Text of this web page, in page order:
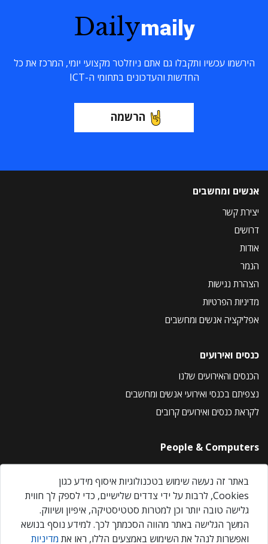
Dailymaily
הירשמו עכשיו ותקבלו גם אתם ניוזלטר מקצועי יומי, המרכז את כל
החדשות והעדכונים בתחומי ה-ICT
הרשמה
אנשים ומחשבים
יצירת קשר
דרושים
אודות
הנמר
הצהרת נגישות
מדיניות הפרטיות
אפליקציה אנשים ומחשבים
כנסים ואירועים
הכנסים והאירועים שלנו
נצפיתם בכנסי ואירועי אנשים ומחשבים
לקראת כנסים ואירועים קרובים
People & Computers
About Us
Privacy Policy
Contact Us
Our Events
באתר זה נעשה שימוש בטכנולוגיות איסוף מידע כגון
Cookies, לרבות על ידי צדדים שלישיים, כדי לספק לך חווית
גלישה טובה יותר וכן למטרות סטטיסטיקה, איפיון ושיווק.
המשך הגלישה באתר מהווה הסכמתך לכך. למידע נוסף בנושא
ואפשרות לנהל את השימוש באמצעים הללו, ראו את מדיניות